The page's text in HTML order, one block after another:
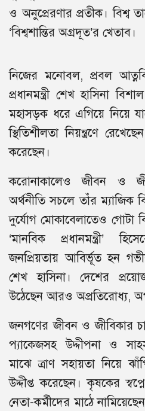
ও অনুপ্রেরণার প্রতীক। বিশ্ব
‘বিশ্বশান্তির অগ্রদূত’র খেতাব।
নিজের মনোবল, প্রবল
প্রধানমন্ত্রী শেখ হাসিনা
মহাসড়ক ধরে এগিয়ে নিয়ে
স্থিতিশীলতা নিয়ন্ত্রণে
করেছেন।
করোনাকালেও জীবন ও
অর্থনীতি সচলে তাঁর ম্যাজিক
দুর্যোগ মোকাবেলাতেও গোটা
‘মানবিক প্রধানমন্ত্রী’
জনপ্রিয়তায় আবির্ভূত হন
শেখ হাসিনা। দেশের
উঠেছেন আরও অপ্রতিরোধ্য,
জনগণের জীবন ও জীবিকার
প্যাকেজসহ উদ্দীপনা ও
মাঝে ত্রাণ সহায়তা নিয়ে
উদ্দীপ্ত করেছেন। কৃষকের
নেতা-কর্মীদের মাঠে